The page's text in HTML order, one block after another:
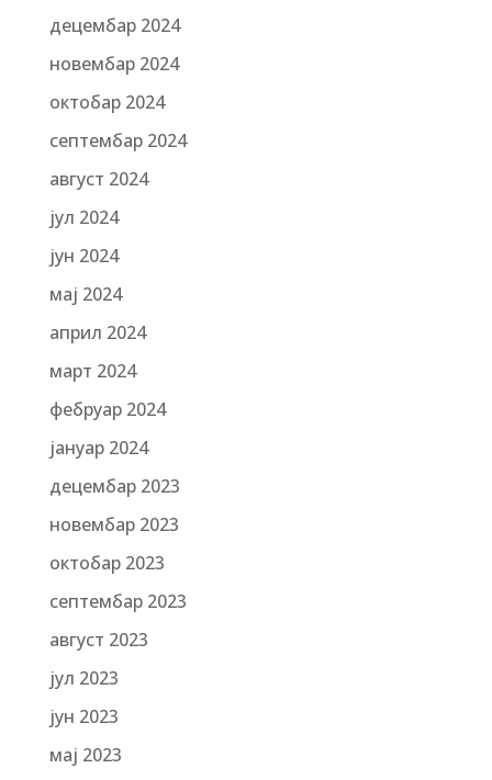
децембар 2024
новембар 2024
октобар 2024
септембар 2024
август 2024
јул 2024
јун 2024
мај 2024
април 2024
март 2024
фебруар 2024
јануар 2024
децембар 2023
новембар 2023
октобар 2023
септембар 2023
август 2023
јул 2023
јун 2023
мај 2023